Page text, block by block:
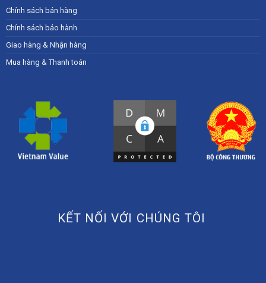
Chính sách bán hàng
Chính sách bảo hành
Giao hàng & Nhận hàng
Mua hàng & Thanh toán
KẾT NỐI VỚI CHÚNG TÔI